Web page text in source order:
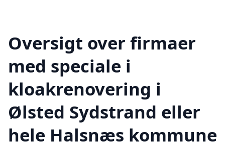
Oversigt over firmaer
med speciale i
kloakrenovering i
Ølsted Sydstrand eller
hele Halsnæs kommune